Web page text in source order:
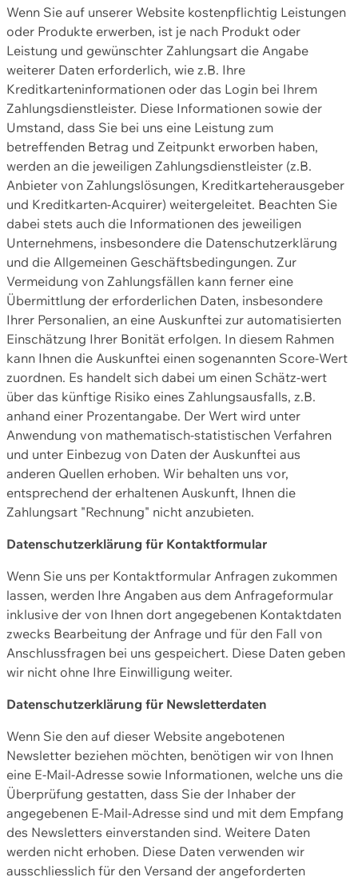
Wenn Sie auf unserer Website kostenpflichtig Leistungen
oder Produkte erwerben, ist je nach Produkt oder
Leistung und gewünschter Zahlungsart die Angabe
weiterer Daten erforderlich, wie z.B. Ihre
Kreditkarteninformationen oder das Login bei Ihrem
Zahlungsdienstleister. Diese Informationen sowie der
Umstand, dass Sie bei uns eine Leistung zum
betreffenden Betrag und Zeitpunkt erworben haben,
werden an die jeweiligen Zahlungsdienstleister (z.B.
Anbieter von Zahlungslösungen, Kreditkarteherausgeber
und Kreditkarten-Acquirer) weitergeleitet. Beachten Sie
dabei stets auch die Informationen des jeweiligen
Unternehmens, insbesondere die Datenschutzerklärung
und die Allgemeinen Geschäftsbedingungen. Zur
Vermeidung von Zahlungsfällen kann ferner eine
Übermittlung der erforderlichen Daten, insbesondere
Ihrer Personalien, an eine Auskunftei zur automatisierten
Einschätzung Ihrer Bonität erfolgen. In diesem Rahmen
kann Ihnen die Auskunftei einen sogenannten Score-Wert
zuordnen. Es handelt sich dabei um einen Schätz-wert
über das künftige Risiko eines Zahlungsausfalls, z.B.
anhand einer Prozentangabe. Der Wert wird unter
Anwendung von mathematisch-statistischen Verfahren
und unter Einbezug von Daten der Auskunftei aus
anderen Quellen erhoben. Wir behalten uns vor,
entsprechend der erhaltenen Auskunft, Ihnen die
Zahlungsart "Rechnung" nicht anzubieten.
Datenschutzerklärung für Kontaktformular
Wenn Sie uns per Kontaktformular Anfragen zukommen
lassen, werden Ihre Angaben aus dem Anfrageformular
inklusive der von Ihnen dort angegebenen Kontaktdaten
zwecks Bearbeitung der Anfrage und für den Fall von
Anschlussfragen bei uns gespeichert. Diese Daten geben
wir nicht ohne Ihre Einwilligung weiter.
Datenschutzerklärung für Newsletterdaten
Wenn Sie den auf dieser Website angebotenen
Newsletter beziehen möchten, benötigen wir von Ihnen
eine E-Mail-Adresse sowie Informationen, welche uns die
Überprüfung gestatten, dass Sie der Inhaber der
angegebenen E-Mail-Adresse sind und mit dem Empfang
des Newsletters einverstanden sind. Weitere Daten
werden nicht erhoben. Diese Daten verwenden wir
ausschliesslich für den Versand der angeforderten